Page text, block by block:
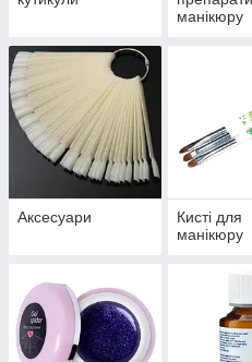
манікюру
Аксесуари
Кисті для
манікюру